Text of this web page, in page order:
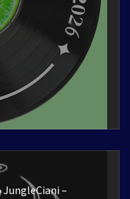
JungleCiani –